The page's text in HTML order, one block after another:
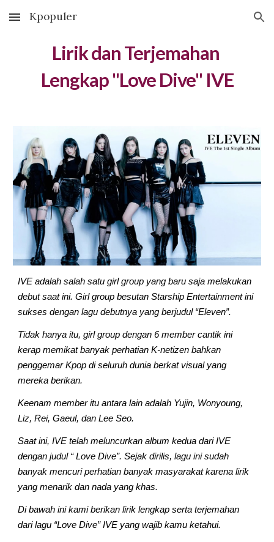
Skip to main content Skip to navigation
Kpopuler
Lirik dan Terjemahan
Lengkap "Love Dive" IVE
IVE adalah salah satu girl group yang baru saja melakukan
debut saat ini. Girl group besutan Starship Entertainment ini
sukses dengan lagu debutnya yang berjudul “Eleven”.
Tidak hanya itu, girl group dengan 6 member cantik ini
kerap memikat banyak perhatian K-netizen bahkan
penggemar Kpop di seluruh dunia berkat visual yang
mereka berikan.
Keenam member itu antara lain adalah Yujin, Wonyoung,
Liz, Rei, Gaeul, dan Lee Seo.
Saat ini, IVE telah meluncurkan album kedua dari IVE
dengan judul “ Love Dive”. Sejak dirilis, lagu ini sudah
banyak mencuri perhatian banyak masyarakat karena lirik
yang menarik dan nada yang khas.
Di bawah ini kami berikan lirik lengkap serta terjemahan
dari lagu “Love Dive” IVE yang wajib kamu ketahui.